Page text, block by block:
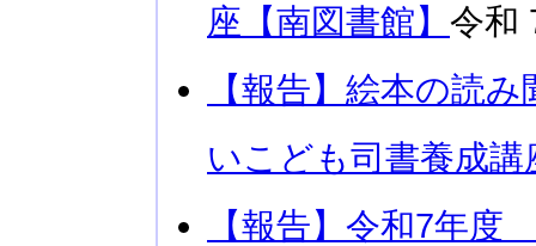
座【南図書館】 令和
【報告】絵本の読
いこども司書養成
【報告】令和7年